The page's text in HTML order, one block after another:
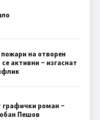
на отворен
активни – изгаснат
роман –
Пешов